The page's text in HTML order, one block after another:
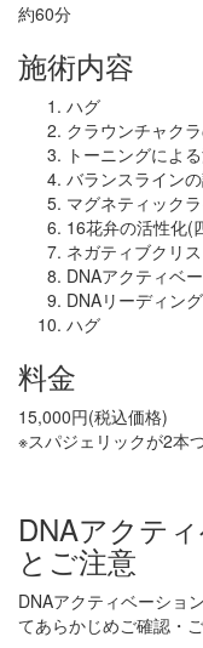
約60分
施術内容
ハグ
クラウンチャク
トーニングによ
バランスライン
マグネティック
16花弁の活性化(
ネガティブクリ
DNAアクティベ
DNAリーディン
ハグ
料金
15,000円(税込価格)
※スパジェリックが2本
DNAアクテ
とご注意
DNAアクティベーション
てあらかじめご確認・